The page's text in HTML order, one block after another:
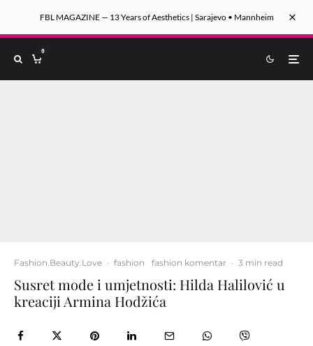
FBL MAGAZINE — 13 Years of Aesthetics | Sarajevo • Mannheim
0
Fashion.Beauty.Love · fashion fashion komentar · 3 min read
Susret mode i umjetnosti: Hilda Halilović u
kreaciji Armina Hodžića